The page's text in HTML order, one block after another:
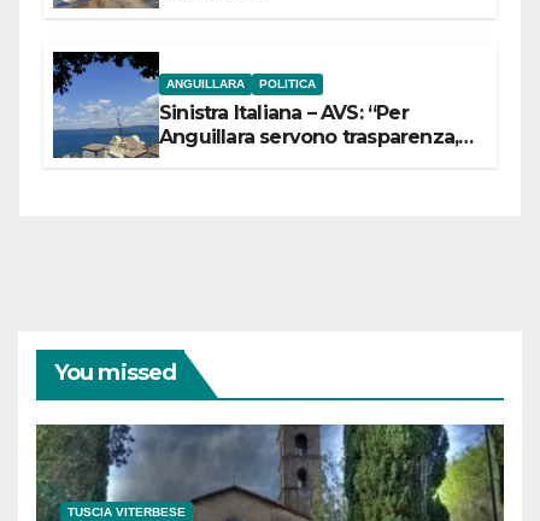
ANGUILLARA POLITICA
Sinistra Italiana – AVS: “Per
Anguillara servono trasparenza,
You missed
TUSCIA VITERBESE